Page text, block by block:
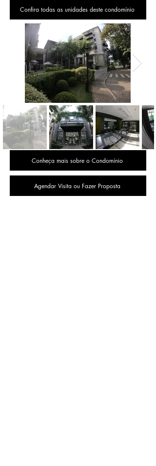
Confira todas as unidades deste condomínio
Conheça mais sobre o Condomínio
Agendar Visita ou Fazer Proposta